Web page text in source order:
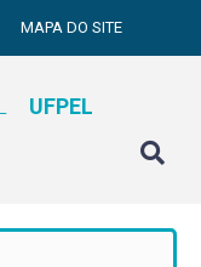
MAPA DO SITE
UFPEL